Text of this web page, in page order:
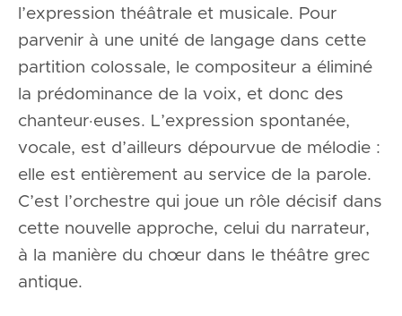
l’expression théâtrale et musicale. Pour
parvenir à une unité de langage dans cette
partition colossale, le compositeur a éliminé
la prédominance de la voix, et donc des
chanteur·euses. L’expression spontanée,
vocale, est d’ailleurs dépourvue de mélodie :
elle est entièrement au service de la parole.
C’est l’orchestre qui joue un rôle décisif dans
cette nouvelle approche, celui du narrateur,
à la manière du chœur dans le théâtre grec
antique.